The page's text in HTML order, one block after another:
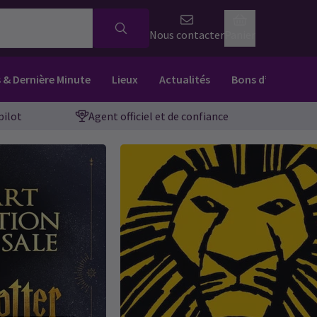
Nous contacter
& Dernière Minute Lieux Actualités Bons d’achat
Agent officiel et de confiance